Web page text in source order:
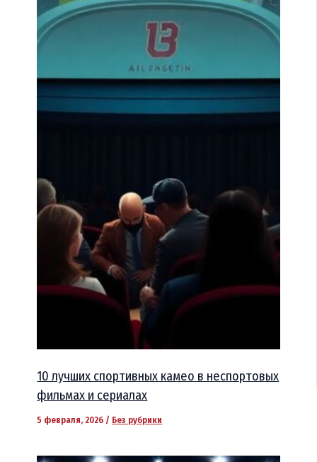
10 лучших спортивных камео в неспортовых
фильмах и сериалах
5 февраля, 2026 / Без рубрики